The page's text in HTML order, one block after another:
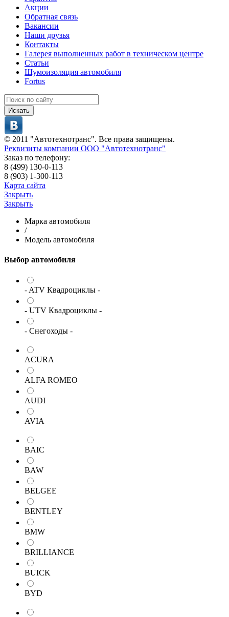
Акции
Обратная связь
Вакансии
Наши друзья
Контакты
Галерея выполненных работ в техническом центре
Статьи
Шумоизоляция автомобиля
Fortus
Искать
© 2011 "Автотехнотранс". Все права защищены.
Реквизиты компании ООО "Автотехнотранс"
Заказ по телефону:
8 (499) 130-0-113
8 (903) 1-300-113
Карта сайта
Закрыть
Закрыть
Марка автомобиля
/
Модель автомобиля
Выбор автомобиля
- ATV Квадроциклы -
- UTV Квадроциклы -
- Снегоходы -
ACURA
ALFA ROMEO
AUDI
AVIA
BAIC
BAW
BELGEE
BENTLEY
BMW
BRILLIANCE
BUICK
BYD